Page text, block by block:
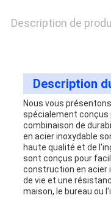
PLAN
SITE
PRIVACY
POLICY
Description de
Description
Nous vous
spécialement conçus
combinaison de
en acier inoxydable
haute qualité et de
sont conçus pour
construction en acier
de vie et une
maison, le bureau ou